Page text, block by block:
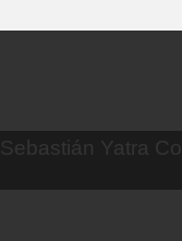
Yatra